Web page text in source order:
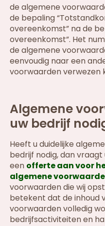
de algemene
de bepaling
overeenkomst” na de
overeenkomst”. Het
de algemene
eenvoudig naar een
voorwaarden verwezen
Algemene
uw bedrijf
Heeft u duidelijke
bedrijf nodig, dan
een offerte aan voor
algemene
voorwaarden die wij
betekent dat de inhoud
voorwaarden volledig
bedrijfsactiviteiten en